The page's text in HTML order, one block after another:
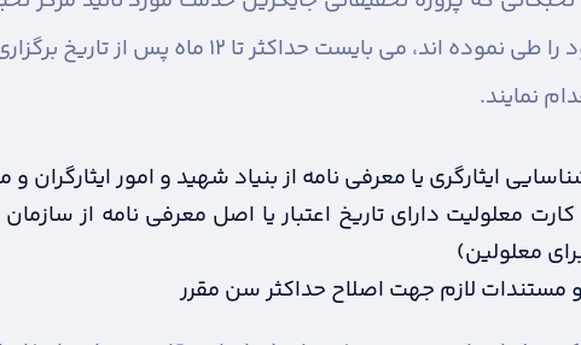
نمایند.
ایثارگری یا معرفی نامه از بنیاد شهید و امور ایثارگران
معلولیت دارای تاریخ اعتبار یا اصل معرفی نامه از
معلولین)
و مستندات لازم جهت اصلاح حداکثر سن مقرر